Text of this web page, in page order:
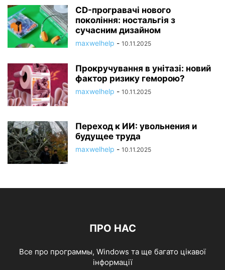
CD-програвачі нового
покоління: ностальгія з
сучасним дизайном
maxwelhelp - 10.11.2025
Прокручування в унітазі: новий
фактор ризику геморою?
maxwelhelp - 10.11.2025
Переход к ИИ: увольнения и
будущее труда
maxwelhelp - 10.11.2025
ПРО НАС
Все про программы, Windows та ще багато цікавої
інформації